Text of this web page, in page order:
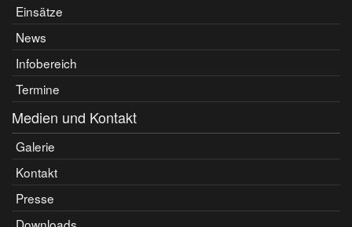
Einsätze
News
Infobereich
Termine
Medien und Kontakt
Galerie
Kontakt
Presse